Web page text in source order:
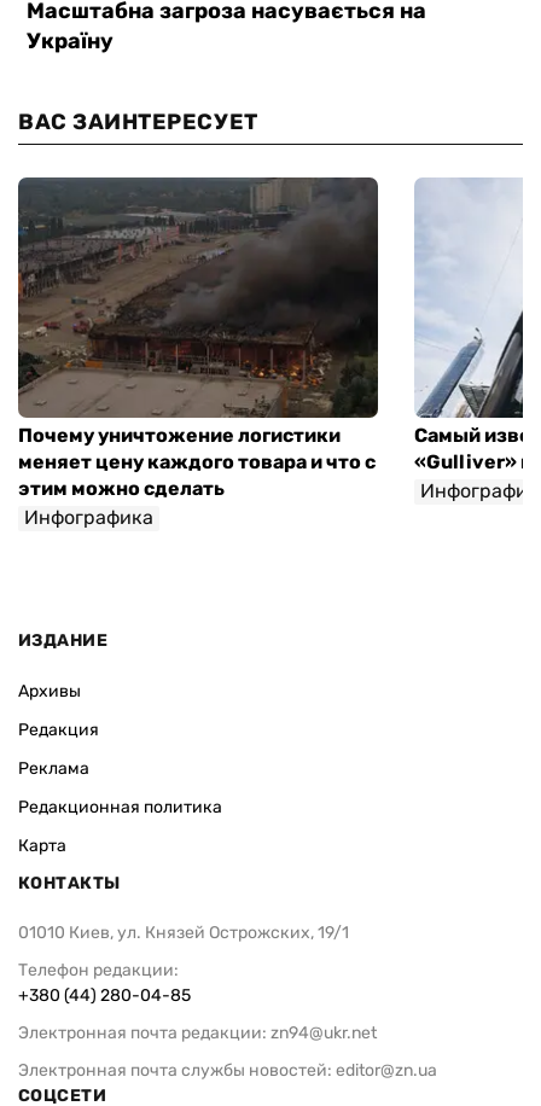
ВАС ЗАИНТЕРЕСУЕТ
Почему уничтожение логистики
меняет цену каждого товара и что с
этим можно сделать
Инфографика
Самый
«Gulliver»
ИЗДАНИЕ
Архивы
Редакция
Реклама
Редакционная политика
Карта
КОНТАКТЫ
01010 Киев, ул. Князей Острожских, 19/1
Телефон редакции:
+380 (44) 280-04-85
Электронная почта редакции: zn94@ukr.net
Электронная почта службы новостей: editor@zn.ua
СОЦСЕТИ